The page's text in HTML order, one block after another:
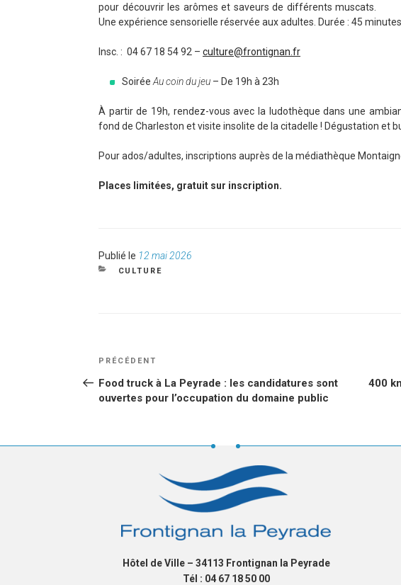
pour découvrir les arômes et saveurs de différents muscats.
Une expérience sensorielle réservée aux adultes. Durée : 45 minutes.
Insc. : 04 67 18 54 92 – culture@frontignan.fr
Soirée Au coin du jeu – De 19h à 23h
À partir de 19h, rendez-vous avec la ludothèque dans une
fond de Charleston et visite insolite de la citadelle ! Dégustation et
Pour ados/adultes, inscriptions auprès de la médiathèque
Places limitées, gratuit sur inscription.
Publié le Publié
le
12 mai 2026
CATÉGORIES
CULTURE
NAVIGATION
DE
L’ARTICLE
Article
PRÉCÉDENT
Food truck à La Peyrade : les candidatures sont
ouvertes pour l’occupation du domaine public
400
Hôtel de Ville – 34113 Frontignan la Peyrade
Tél : 04 67 18 50 00